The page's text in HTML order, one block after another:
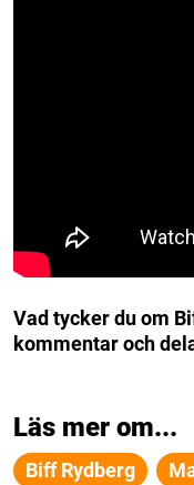
Vad tycker du om
kommentar och
Läs mer om...
Biff Rydberg